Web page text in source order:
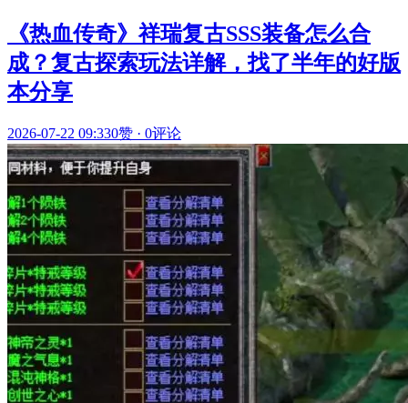
《热血传奇》祥瑞复古SSS装备怎么合
成？复古探索玩法详解，找了半年的好版
本分享
2026-07-22 09:330赞 · 0评论